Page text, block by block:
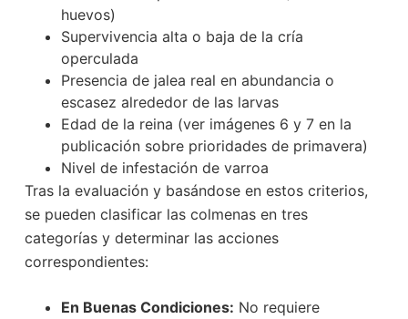
huevos)
Supervivencia alta o baja de la cría
operculada
Presencia de jalea real en abundancia o
escasez alrededor de las larvas
Edad de la reina (ver imágenes 6 y 7 en la
publicación sobre prioridades de primavera)
Nivel de infestación de varroa
Tras la evaluación y basándose en estos criterios,
se pueden clasificar las colmenas en tres
categorías y determinar las acciones
correspondientes:
En Buenas Condiciones: No requiere